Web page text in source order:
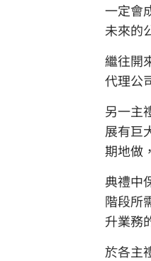
一定會
未來的
繼往開
代理公
另一主
展有巨
期地做
典禮中
階段所
升業務
於各主